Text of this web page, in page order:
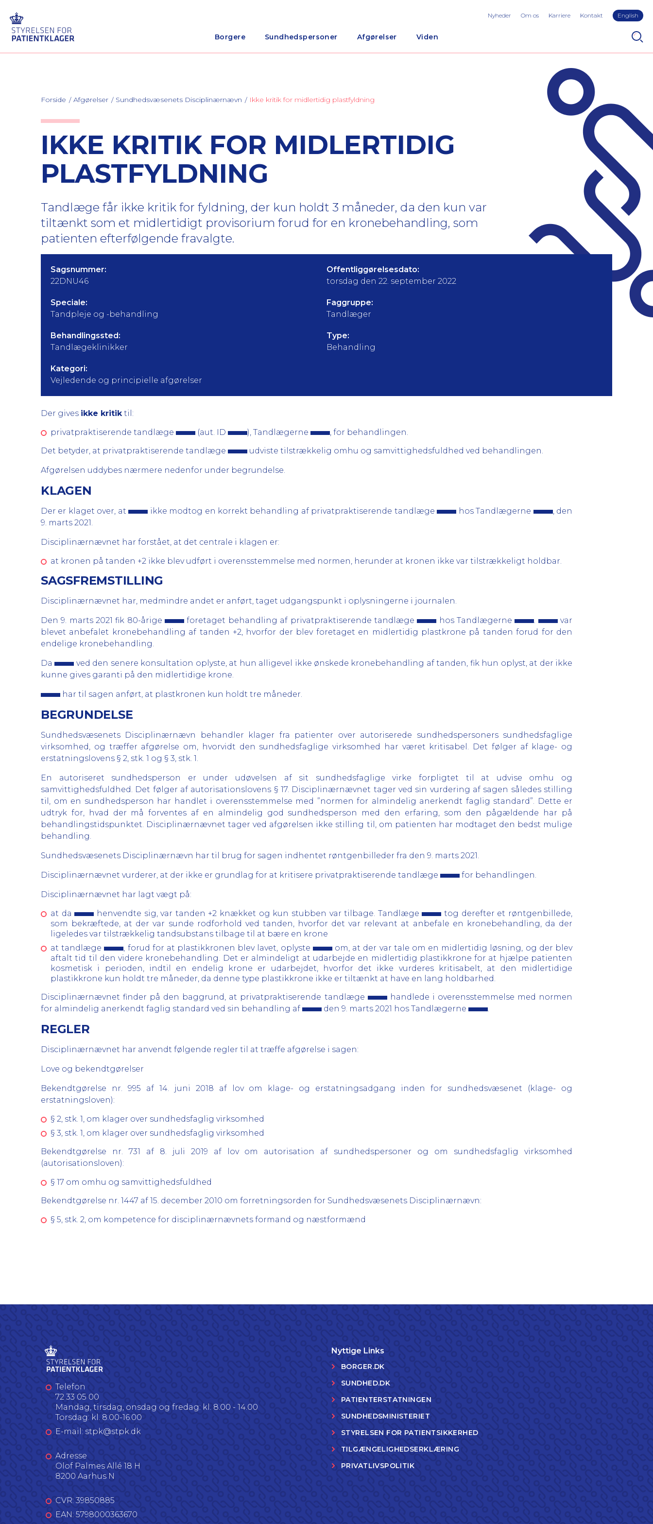
Borgere Sundhedspersoner Afgørelser Viden
Nyheder Om os Karriere Kontakt English
Forside Afgørelser Sundhedsvæsenets Disciplinærnævn Ikke kritik for midlertidig plastfyldning
IKKE KRITIK FOR MIDLERTIDIG
PLASTFYLDNING
Tandlæge får ikke kritik for fyldning, der kun holdt 3 måneder, da den kun var
tiltænkt som et midlertidigt provisorium forud for en kronebehandling, som
patienten efterfølgende fravalgte.
Sagsnummer:
22DNU46
Offentliggørelsesdato:
torsdag den 22. september 2022
Speciale:
Tandpleje og -behandling
Faggruppe:
Tandlæger
Behandlingssted:
Tandlægeklinikker
Type:
Behandling
Kategori:
Vejledende og principielle afgørelser
Der gives ikke kritiktil:
privatpraktiserende tandlæge (aut. ID ), Tandlægerne
, for behandlingen.
Det betyder, at privatpraktiserende tandlæge
udviste tilstrækkelig omhu og samvittighedsfuldhed ved behandlingen.
Afgørelsen uddybes nærmere nedenfor under begrundelse.
KLAGEN
Der er klaget over, at ikke modtog en korrekt behandling af privatpraktiserende tandlæge hos Tandlægerne
, den
9. marts 2021.
Disciplinærnævnet har forstået, at det centrale i klagen er:
at kronen på tanden +2 ikke blev udført i overensstemmelse med normen, herunder at kronen ikke var tilstrækkeligt holdbar.
SAGSFREMSTILLING
Disciplinærnævnet har, medmindre andet er anført, taget udgangspunkt i oplysningerne i journalen.
Den 9. marts 2021 fik 80-årige foretaget behandling af privatpraktiserende tandlæge hos Tandlægerne .
var
blevet anbefalet kronebehandling af tanden +2, hvorfor der blev foretaget en midlertidig plastkrone på tanden forud for den
endelige kronebehandling.
Da
ved den senere konsultation oplyste, at hun alligevel ikke ønskede kronebehandling af tanden, fik hun oplyst, at der ikke
kunne gives garanti på den midlertidige krone.
har til sagen anført, at plastkronen kun holdt tre måneder.
BEGRUNDELSE
Sundhedsvæsenets Disciplinærnævn behandler klager fra patienter over autoriserede sundhedspersoners sundhedsfaglige
virksomhed, og træffer afgørelse om, hvorvidt den sundhedsfaglige virksomhed har været kritisabel. Det følger af klage- og
erstatningslovens § 2, stk. 1 og § 3, stk. 1.
En autoriseret sundhedsperson er under udøvelsen af sit sundhedsfaglige virke forpligtet til at udvise omhu og
samvittighedsfuldhed. Det følger af autorisationslovens § 17. Disciplinærnævnet tager ved sin vurdering af sagen således stilling
til, om en sundhedsperson har handlet i overensstemmelse med ”normen for almindelig anerkendt faglig standard”. Dette er
udtryk for, hvad der må forventes af en almindelig god sundhedsperson med den erfaring, som den pågældende har på
behandlingstidspunktet. Disciplinærnævnet tager ved afgørelsen ikke stilling til, om patienten har modtaget den bedst mulige
behandling.
Sundhedsvæsenets Disciplinærnævn har til brug for sagen indhentet røntgenbilleder fra den 9. marts 2021.
Disciplinærnævnet vurderer, at der ikke er grundlag for at kritisere privatpraktiserende tandlæge for behandlingen.
Disciplinærnævnet har lagt vægt på:
at da henvendte sig, var tanden +2 knækket og kun stubben var tilbage. Tandlæge
tog derefter et røntgenbillede,
som bekræftede, at der var sunde rodforhold ved tanden, hvorfor det var relevant at anbefale en kronebehandling, da der
ligeledes var tilstrækkelig tandsubstans tilbage til at bære en krone
at tandlæge
, forud for at plastikkronen blev lavet, oplyste
om, at der var tale om en midlertidig løsning, og der blev
aftalt tid til den videre kronebehandling. Det er almindeligt at udarbejde en midlertidig plastikkrone for at hjælpe patienten
kosmetisk i perioden, indtil en endelig krone er udarbejdet, hvorfor det ikke vurderes kritisabelt, at den midlertidige
plastikkrone kun holdt tre måneder, da denne type plastikkrone ikke er tiltænkt at have en lang holdbarhed.
Disciplinærnævnet finder på den baggrund, at privatpraktiserende tandlæge
handlede i overensstemmelse med normen
for almindelig anerkendt faglig standard ved sin behandling af
den 9. marts 2021 hos Tandlægerne .
REGLER
Disciplinærnævnet har anvendt følgende regler til at træffe afgørelse i sagen:
Love og bekendtgørelser
Bekendtgørelse nr. 995 af 14. juni 2018 af lov om klage- og erstatningsadgang inden for sundhedsvæsenet (klage- og
erstatningsloven):
§ 2, stk. 1, om klager over sundhedsfaglig virksomhed
§ 3, stk. 1, om klager over sundhedsfaglig virksomhed
Bekendtgørelse nr. 731 af 8. juli 2019 af lov om autorisation af sundhedspersoner og om sundhedsfaglig virksomhed
(autorisationsloven):
§ 17 om omhu og samvittighedsfuldhed
Bekendtgørelse nr. 1447 af 15. december 2010 om forretningsorden for Sundhedsvæsenets Disciplinærnævn:
§ 5, stk. 2, om kompetence for disciplinærnævnets formand og næstformænd
Telefon
72 33 05 00
Mandag, tirsdag, onsdag og fredag: kl. 8.00 - 14.00
Torsdag: kl. 8.00-16.00
E-mail: stpk@stpk.dk
Adresse
Olof Palmes Allé 18 H
8200 Aarhus N
CVR: 39850885
EAN: 5798000363670
Nyttige Links
BORGER.DK
SUNDHED.DK
PATIENTERSTATNINGEN
SUNDHEDSMINISTERIET
STYRELSEN FOR PATIENTSIKKERHED
TILGÆNGELIGHEDSERKLÆRING
PRIVATLIVSPOLITIK